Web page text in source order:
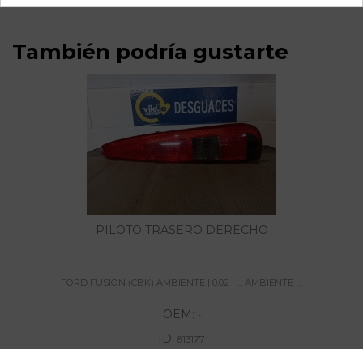
También podría gustarte
PILOTO TRASERO DERECHO
FORD FUSION (CBK) AMBIENTE | 0.02 - ... AMBIENTE |...
OEM: -
ID: 813177